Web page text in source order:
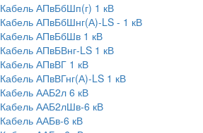
Кабель АПвБбШп(г) 1 кВ
Кабель АПвБбШнг(А)-LS - 1 кВ
Кабель АПвБбШв 1 кВ
Кабель АПвБВнг-LS 1 кВ
Кабель АПвВГ 1 кВ
Кабель АПвВГнг(А)-LS 1 кВ
Кабель ААБ2л 6 кВ
Кабель ААБ2лШв-6 кВ
Кабель ААБв-6 кВ